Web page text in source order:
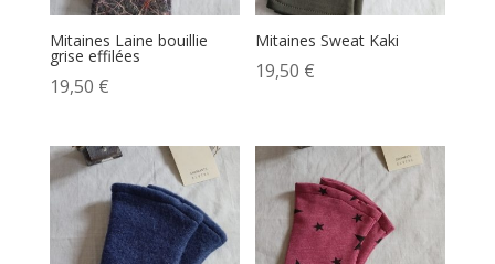
Mitaines Laine bouillie
grise effilées
19,50 €
Mitaines Sweat Kaki
19,50 €